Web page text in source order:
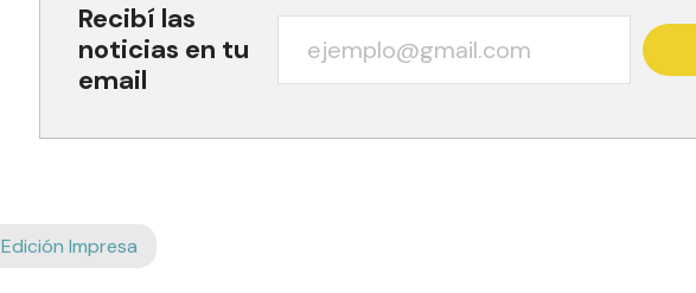
Recibí las
noticias en tu
email
Edición Impresa